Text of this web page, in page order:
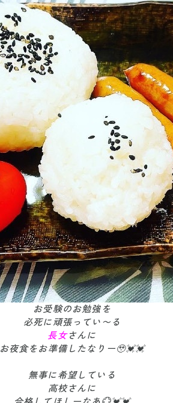
お受験のお勉強を
必死に頑張ってい〜る
長女さんに
お夜食をお準備したなりー🥹💓💓
無事に希望している
高校さんに